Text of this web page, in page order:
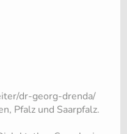
dr-georg-drenda/
Pfalz und Saarpfalz.